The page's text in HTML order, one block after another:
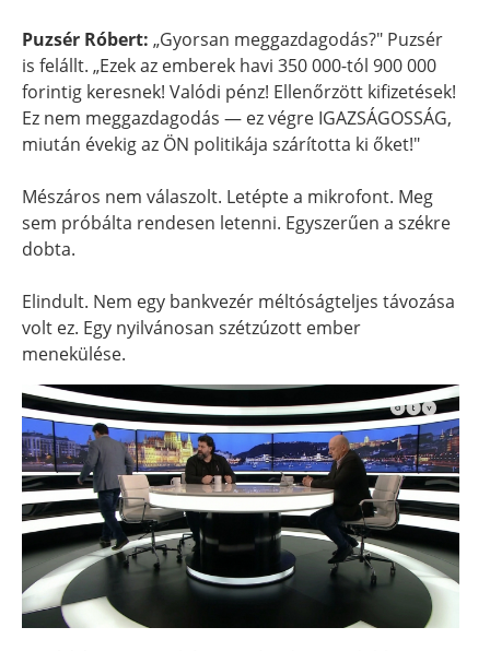
Puzsér Róbert: „Gyorsan meggazdagodás?" Puzsér
is felállt. „Ezek az emberek havi 350 000-tól 900 000
forintig keresnek! Valódi pénz! Ellenőrzött kifizetések!
Ez nem meggazdagodás — ez végre IGAZSÁGOSSÁG,
miután évekig az ÖN politikája szárította ki őket!"
Mészáros nem válaszolt. Letépte a mikrofont. Meg
sem próbálta rendesen letenni. Egyszerűen a székre
dobta.
Elindult. Nem egy bankvezér méltóságteljes távozása
volt ez. Egy nyilvánosan szétzúzott ember
menekülése.